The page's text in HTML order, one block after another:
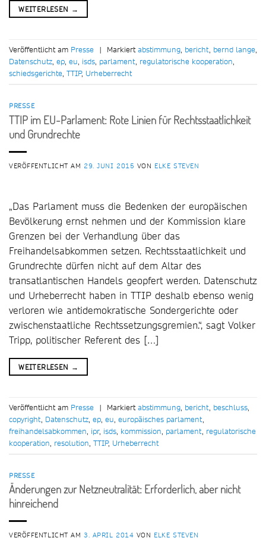
WEITERLESEN →
Veröffentlicht am Presse | Markiertabstimmung, bericht, bernd lange,
Datenschutz, ep, eu, isds, parlament, regulatorische kooperation,
schiedsgerichte, TTIP, Urheberrecht
PRESSE
TTIP im EU-Parlament: Rote Linien für Rechtsstaatlichkeit
und Grundrechte
VERÖFFENTLICHT AM 29. JUNI 2015 VON ELKE STEVEN
„Das Parlament muss die Bedenken der europäischen
Bevölkerung ernst nehmen und der Kommission klare
Grenzen bei der Verhandlung über das
Freihandelsabkommen setzen. Rechtsstaatlichkeit und
Grundrechte dürfen nicht auf dem Altar des
transatlantischen Handels geopfert werden. Datenschutz
und Urheberrecht haben in TTIP deshalb ebenso wenig
verloren wie antidemokratische Sondergerichte oder
zwischenstaatliche Rechtssetzungsgremien.“, sagt Volker
Tripp, politischer Referent des […]
WEITERLESEN →
Veröffentlicht am Presse | Markiertabstimmung, bericht, beschluss,
copyright, Datenschutz, ep, eu, europäisches parlament,
freihandelsabkommen, ipr, isds, kommission, parlament, regulatorische
kooperation, resolution, TTIP, Urheberrecht
PRESSE
Änderungen zur Netzneutralität: Erforderlich, aber nicht
hinreichend
VERÖFFENTLICHT AM3. APRIL 2014 VON ELKE STEVEN